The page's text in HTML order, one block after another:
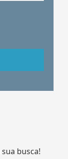
busca!